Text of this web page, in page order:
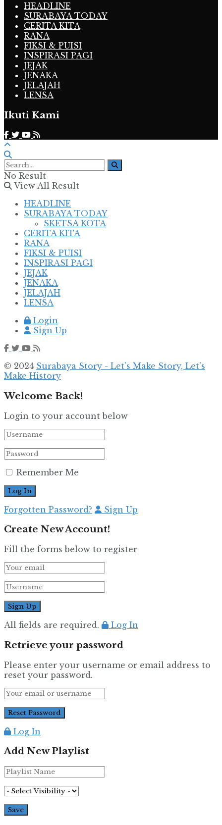
HEADLINE
SURABAYA TODAY
CERITA KITA
RANA
FIKSI & PUISI
INSPIRASI PAGI
JEJAK
JENAKA
JELAJAH
LENSA
Ikuti Kami
No Result
View All Result
HEADLINE
SURABAYA TODAY
SKETSA KOTA
CERITA KITA
RANA
FIKSI & PUISI
INSPIRASI PAGI
JEJAK
JENAKA
JELAJAH
LENSA
Login
Sign Up
© 2024 Surabaya Story - Let's Make Story, Let's
Make History
Welcome Back!
Login to your account below
Remember Me
Forgotten Password? Sign Up
Create New Account!
Fill the forms below to register
All fields are required. Log In
Retrieve your password
Please enter your username or email address to
reset your password.
Log In
Add New Playlist